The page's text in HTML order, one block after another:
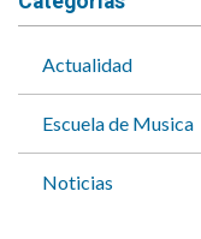
Actualidad
Escuela de Musica
Noticias